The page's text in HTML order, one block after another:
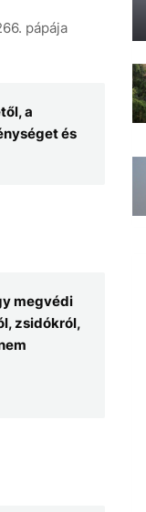
pápája
a
és
megvédi
zsidókról,